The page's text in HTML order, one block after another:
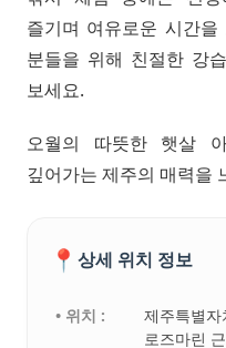
즐기며 여유로운 시간
분들을 위해 친절한 강
보세요.
오월의 따뜻한 햇살
깊어가는 제주의 매력을
📍 상세 위치 정보
• 위치 :
제주특별
로즈마린